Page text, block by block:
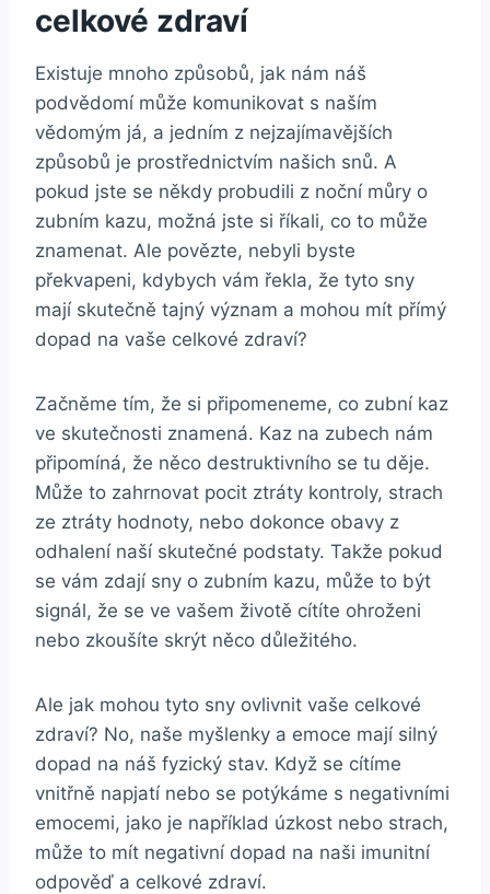
celkové‌ zdraví
Existuje mnoho způsobů, jak nám náš
podvědomí⁢ může komunikovat‍ s ‍naším⁣
vědomým‍ já, a jedním ⁢z nejzajímavějších⁤
způsobů je prostřednictvím našich snů. A
pokud jste se⁣ někdy⁣ probudili z noční můry o
zubním kazu, ‌možná jste ⁣si říkali, co⁢ to‌ může⁣
znamenat.⁤ Ale povězte, nebyli ⁤byste
překvapeni, kdybych vám řekla, že tyto sny
mají skutečně tajný význam‌ a‌ mohou mít přímý
dopad na vaše ‌celkové zdraví?
Začněme‍ tím, že si připomeneme, co zubní kaz
‍ve ⁢skutečnosti znamená. ⁢Kaz⁣ na ⁢zubech ⁣nám
připomíná, že něco destruktivního se tu děje.​
Může to zahrnovat pocit ztráty ⁢kontroly, strach
ze ztráty⁢ hodnoty, nebo dokonce obavy ‍z
odhalení ⁢naší skutečné podstaty. ​Takže pokud⁤
se vám⁤ zdají sny ‌o zubním kazu, ⁢může ⁣to ⁣být
signál, že se ve vašem životě ‌cítíte ohroženi
nebo zkoušíte skrýt‍ něco důležitého.
Ale jak mohou tyto sny ovlivnit vaše ⁢celkové
‍zdraví? No, naše myšlenky a emoce mají ⁢silný‍
dopad na náš fyzický ⁤stav. ​Když se cítíme
vnitřně​ napjatí nebo⁤ se ⁣potýkáme s negativními
emocemi, jako je například úzkost nebo ​strach,
může to mít negativní dopad na naši​ imunitní
odpověď a celkové ‍zdraví.